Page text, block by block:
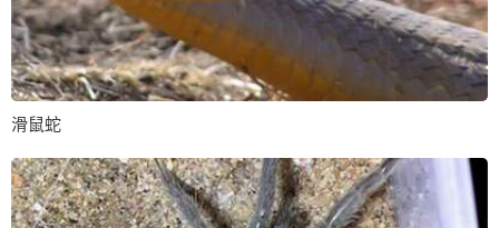
滑鼠蛇